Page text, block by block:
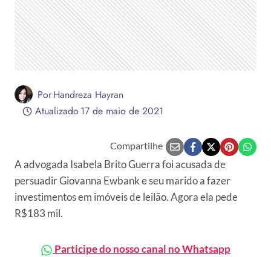
PorHandreza Hayran
Atualizado17 de maio de 2021
Compartilhe
A advogada Isabela Brito Guerra foi acusada de
persuadir Giovanna Ewbank e seu marido a fazer
investimentos em imóveis de leilão. Agora ela pede
R$183 mil.
Participe do nosso canal no Whatsapp